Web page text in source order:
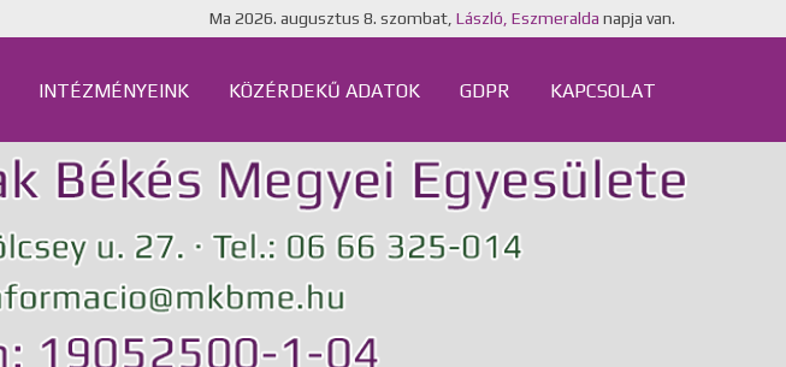
Ma 2026. augusztus 8. szombat, László, Eszmeralda napja van.
INTÉZMÉNYEINK KÖZÉRDEKŰ ADATOK GDPR KAPCSOLAT